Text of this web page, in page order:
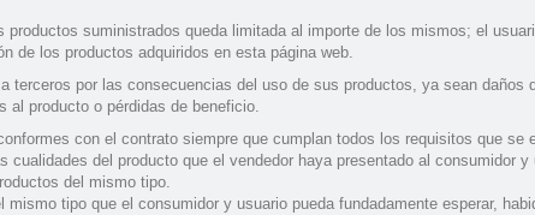
suministrados queda limitada al importe de los mismos; el
de los productos adquiridos en esta página web.
terceros por las consecuencias del uso de sus productos, ya sean
al producto o pérdidas de beneficio.
con el contrato siempre que cumplan todos los requisitos que se
del producto que el vendedor haya presentado al consumidor
del mismo tipo.
tipo que el consumidor y usuario pueda fundadamente esperar,